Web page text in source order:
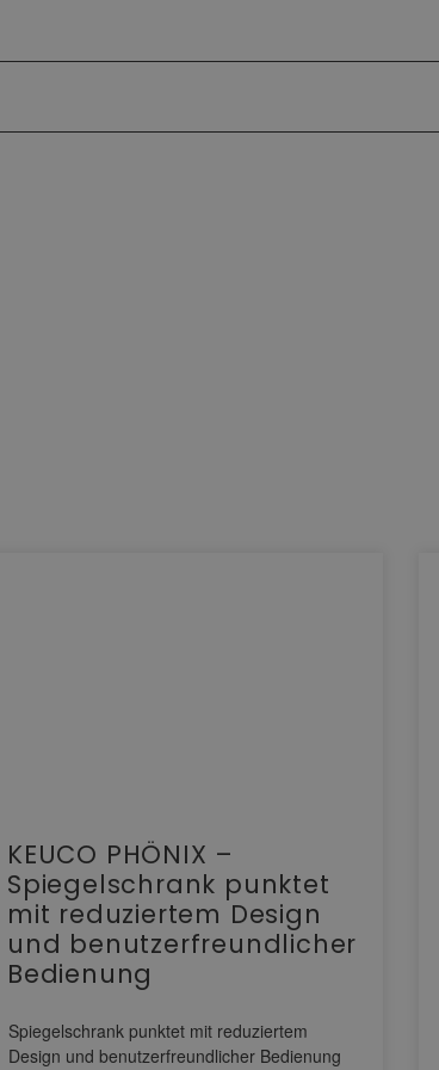
KEUCO PHÖNIX –
Spiegelschrank punktet
mit reduziertem Design
und benutzerfreundlicher
Bedienung
Spiegelschrank punktet mit reduziertem
Design und benutzerfreundlicher Bedienung